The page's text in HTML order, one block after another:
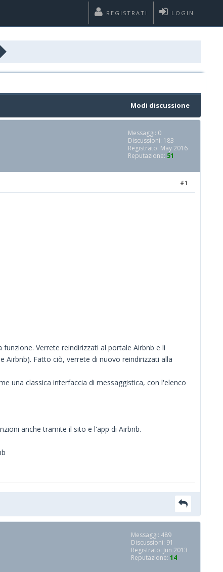
LOGIN
REGISTRATI
Modi discussione
Messaggi: 0
Discussioni: 183
Registrato: May 2016
Reputazione: 51
#1
Verrete reindirizzati al portale Airbnb e lì
Fatto ciò, verrete di nuovo reindirizzati alla
una classica interfaccia di messaggistica, con l'elenco
anche tramite il sito e l'app di Airbnb.
Messaggi: 489
Discussioni: 91
Registrato: Jun 2013
Reputazione: 14